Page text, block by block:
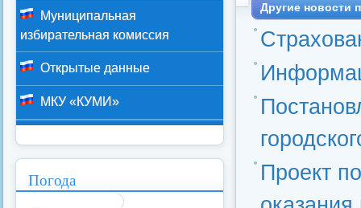
Другие новости
Проект
Муниципальная
избирательная комиссия
Открытые данные
МКУ «КУМИ»
Погода